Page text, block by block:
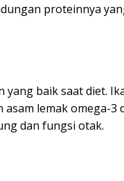
proteinnya
baik saat diet.
lemak omega-3
dan fungsi otak.